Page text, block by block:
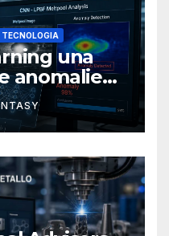
TECNOLOGIA
una
anomalie